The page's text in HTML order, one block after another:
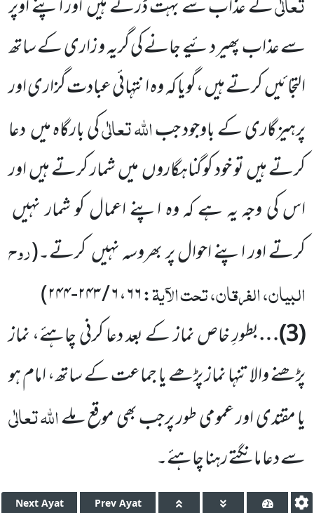
کے عذاب سے بہت ڈرتے ہیںاور اپنے اوپر
سے عذاب پھیر دئیے جانے کی گریہ و زاری کے ساتھ
التجائیںکرتے ہیں ،گویا کہ وہ انتہائی عبادت گزاری اور
پرہیزگاری کے باوجود جباللہتعالٰیکی بارگاہ میںدعا
کرتے ہیںتو خود کو گناہگاروںمیںشمار کرتے ہیںاور
اس کی وجہ یہ ہے کہ وہ اپنے اعمال کو شمار نہیں
کرتے اور اپنے احوال پر بھروسہ نہیںکرتے۔(روح
البیان، الفرقان، تحت الآیۃ:۶۶،۶ / ۲۴۳-۲۴۴
)
(
3
)…بطورِ خاص نماز کے بعد دعا کرنی چاہئے، نماز
پڑھنے والا تنہا نماز پڑھے یا جماعت کے ساتھ، امام ہو
یا مقتدی اور عمومی طور پرجب بھی موقع ملےاللہتعالٰی
سے دعا مانگتے رہنا چاہئے۔
Next Ayat Prev Ayat